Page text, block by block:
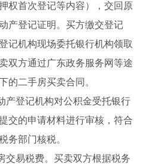
权首次登记等内容），交回原
产登记证明。买方缴交登记
记机构现场委托银行机构领取
双方通过广东政务服务网等途
的二手房买卖合同。
登记机构对公积金受托银行
交的申请材料进行审核，符合
务部门核税。
易税费。买卖双方根据税务